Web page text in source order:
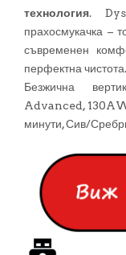
технология.
прахосмукачка –
съвременен
перфектна чистота.
Безжична
Advanced,
минути, Сив/